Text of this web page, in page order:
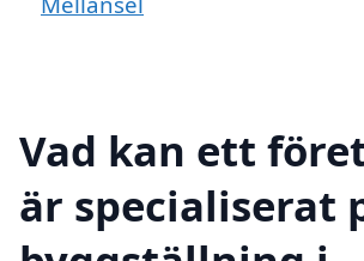
Vad kan ett
är specialiserat